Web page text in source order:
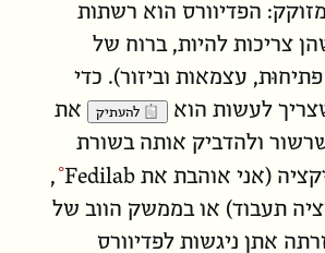
הפדיוורס הוא רשתות
צריכות להיות, ברוח של
עצמאות וביזור). כדי
לעשות הוא
להעתיק
את
ולהדביק אותה בשורת
(אני אוהבת את Fedilab
,
תעבוד) או בממשק הווב של
אתן ניגשות לפדיוורס